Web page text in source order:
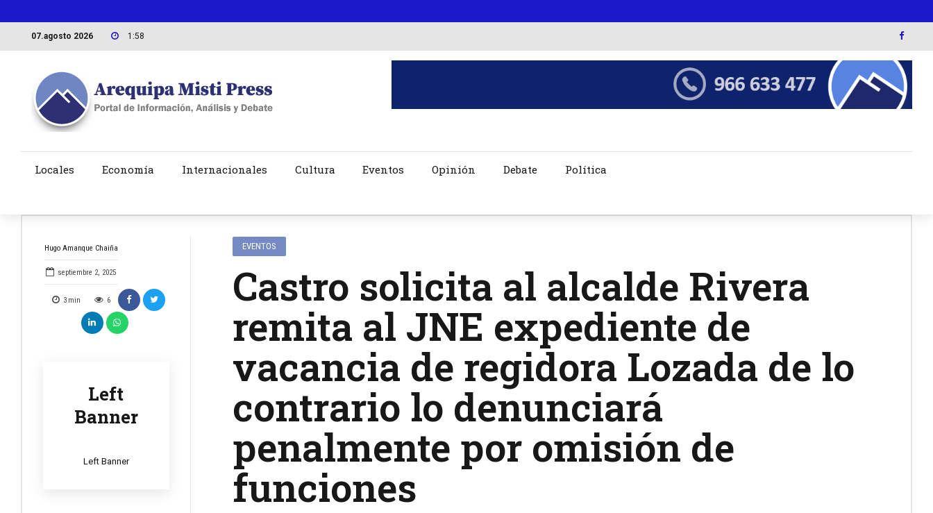
07.agosto 2026 1:58
Locales Economía Internacionales Cultura Eventos Opinión Debate Política
Hugo Amanque Chaiña
septiembre 2, 2025
3 min 6
Left
Banner
Left Banner
EVENTOS
Castro solicita al alcalde Rivera
remita al JNE expediente de
vacancia de regidora Lozada de lo
contrario lo denunciará
penalmente por omisión de
funciones